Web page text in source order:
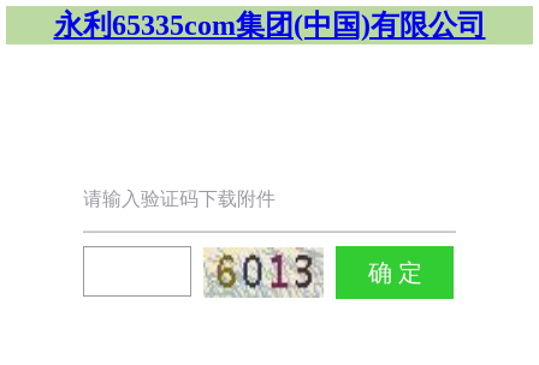
永利65335com集团(中国)有限公司
请输入验证码下载附件